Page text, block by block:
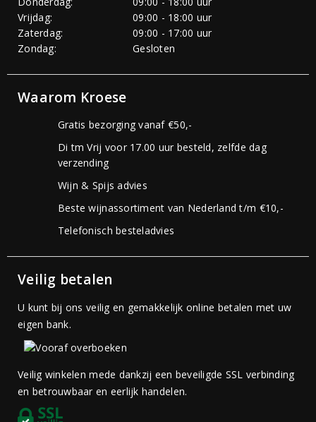
Vrijdag:
09:00 - 18:00 uur
Zaterdag:
09:00 - 17:00 uur
Zondag:
Gesloten
Waarom Kroese
Gratis bezorging vanaf €50,-
Di tm Vrij voor 17.00 uur besteld, zelfde dag
verzending
Wijn & Spijs advies
Beste wijnassortiment van Nederland t/m €10,-
Telefonisch besteladvies
Veilig betalen
U kunt bij ons veilig en gemakkelijk online betalen met uw
eigen bank.
Veilig winkelen mede dankzij een beveiligde SSL verbinding
en betrouwbaar en eerlijk handelen.